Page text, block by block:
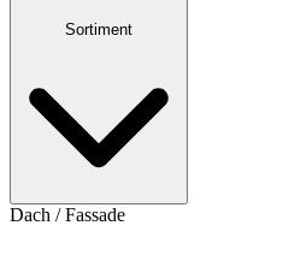
Sortiment
Dach / Fassade